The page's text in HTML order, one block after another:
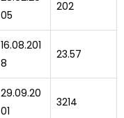
05
202
16.08.201
8
23.57
29.09.20
01
3214